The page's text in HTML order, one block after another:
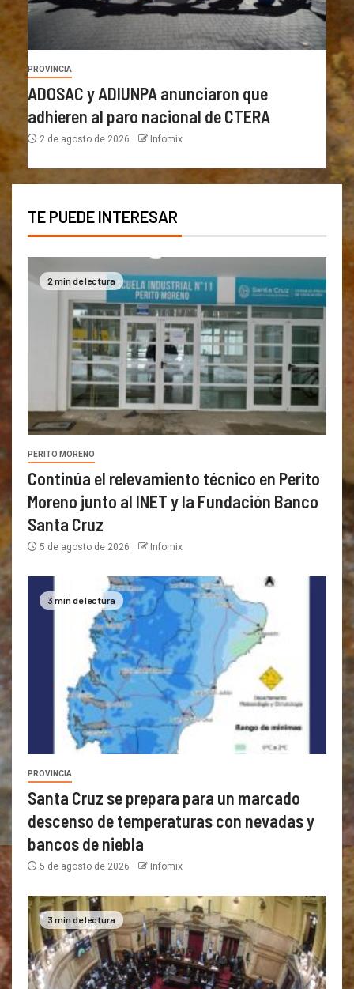
PROVINCIA
ADOSAC y ADIUNPA anunciaron que
adhieren al paro nacional de CTERA
2 de agosto de 2026 Infomix
TE PUEDE INTERESAR
2 min de lectura
PERITO MORENO
Continúa el relevamiento técnico en Perito
Moreno junto al INET y la Fundación Banco
Santa Cruz
5 de agosto de 2026 Infomix
3 min de lectura
PROVINCIA
Santa Cruz se prepara para un marcado
descenso de temperaturas con nevadas y
bancos de niebla
5 de agosto de 2026 Infomix
3 min de lectura